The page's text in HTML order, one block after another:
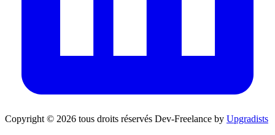
Copyright © 2026 tous droits réservés Dev-Freelance by Upgradists